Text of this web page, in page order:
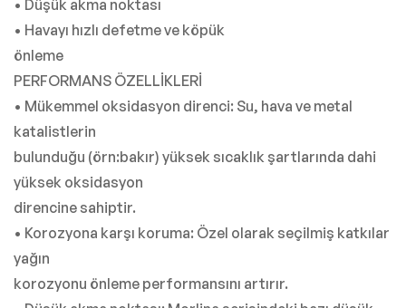
• Düşük akma noktası
• Havayı hızlı defetme ve köpük
önleme
PERFORMANS ÖZELLİKLERİ
• Mükemmel oksidasyon direnci: Su, hava ve metal
katalistlerin
bulunduğu (örn:bakır) yüksek sıcaklık şartlarında dahi
yüksek oksidasyon
direncine sahiptir.
• Korozyona karşı koruma: Özel olarak seçilmiş katkılar
yağın
korozyonu önleme performansını artırır.